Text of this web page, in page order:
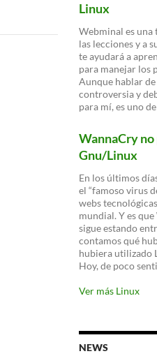
Linux
Webminal es una
las lecciones y a
te ayudará a
para manejar los
Aunque hablar
controversia y
para mí, es uno
WannaCry
Gnu/Linux
En los últimos
el “famoso virus
webs
mundial. Y es
sigue estando
contamos qué
hubiera utilizado
Hoy, de poco
Ver más Linux
NEWS